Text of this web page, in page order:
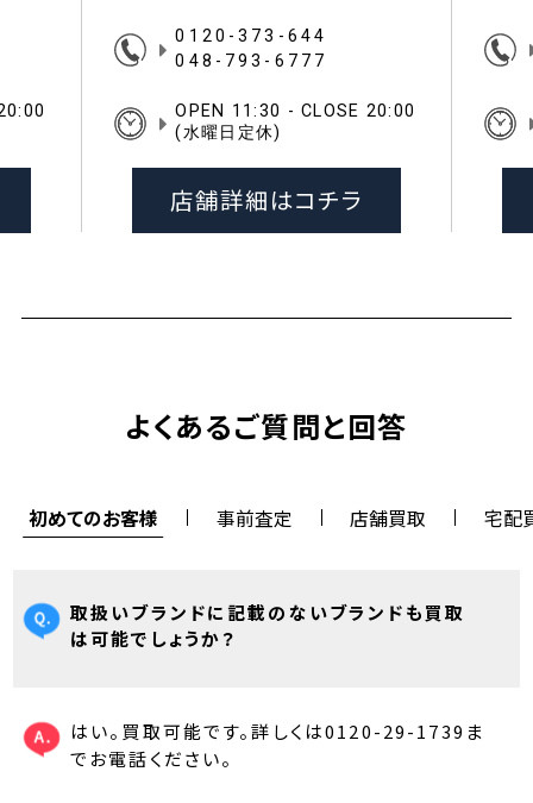
0120-373-644
048-793-6777
OPEN 11:30 - CLOSE 20:00
(水曜日定休)
店舗詳細はコチラ
よくあるご質問と回答
初めてのお客様 事前査定 店舗買取 宅配
取扱いブランドに記載のないブランドも買取
は可能でしょうか？
はい。買取可能です。詳しくは0120-29-1739ま
でお電話ください。